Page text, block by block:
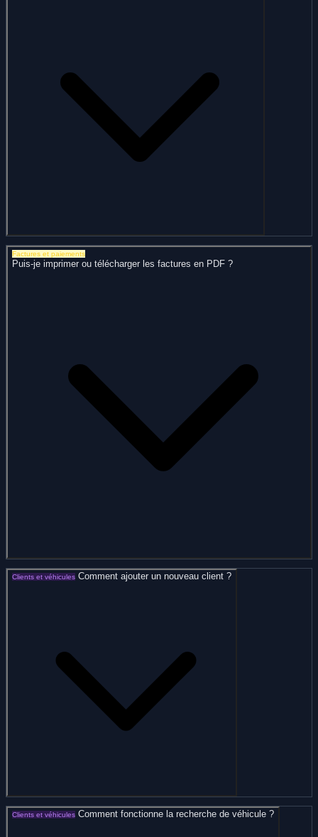
Factures et paiements
Puis-je imprimer ou télécharger les factures en PDF ?
Clients et véhicules Comment ajouter un nouveau client ?
Clients et véhicules Comment fonctionne la recherche de véhicule ?